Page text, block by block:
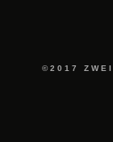
©2017